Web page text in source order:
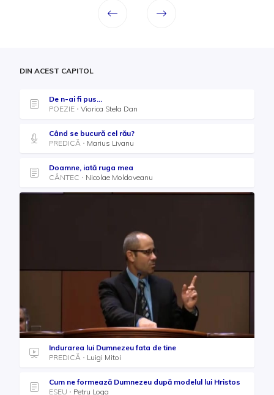
DIN ACEST CAPITOL
De n-ai fi pus...
POEZIE
Viorica Stela Dan
Când se bucură cel rău?
PREDICĂ
Marius Livanu
Doamne, iată ruga mea
CÂNTEC
Nicolae Moldoveanu
Indurarea lui Dumnezeu fata de tine
PREDICĂ
Luigi Mitoi
Cum ne formează Dumnezeu după modelul lui Hristos
ESEU
Petru Loga